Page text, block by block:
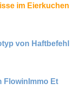
im Eierkuchen
von Haftbefehl
FlowinImmo Et